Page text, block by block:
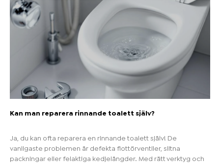
Kan man reparera rinnande toalett själv?
Ja, du kan ofta reparera en rinnande toalett själv! De
vanligaste problemen är defekta flottörventiler, slitna
packningar eller felaktiga kedjelängder. Med rätt verktyg och